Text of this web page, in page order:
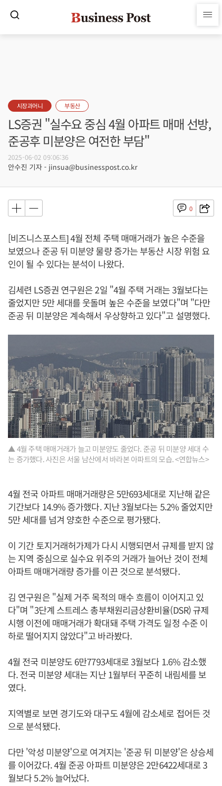
시장과머니 부동산
LS증권 "실수요 중심 4월 아파트 매매 선방,
준공후 미분양은 여전한 부담"
2025-06-02 09:06:36
안수진 기자 - jinsua@businesspost.co.kr
0
[비즈니스포스트] 4월 전체 주택 매매거래가 높은 수준을
보였으나 준공 뒤 미분양 물량 증가는 부동산 시장 위험 요
인이 될 수 있다는 분석이 나왔다.
김세련 LS증권 연구원은 2일 "4월 주택 거래는 3월보다는
줄었지만 5만 세대를 웃돌며 높은 수준을 보였다"며 "다만
준공 뒤 미분양은 계속해서 우상향하고 있다"고 설명했다.
▲ 4월 주택 매매거래가 늘고 미분양도 줄었다. 준공 뒤 미분양 세대 수
는 증가했다. 사진은 서울 남산에서 바라본 아파트의 모습. <연합뉴스>
4월 전국 아파트 매매거래량은 5만693세대로 지난해 같은
기간보다 14.9% 증가했다. 지난 3월보다는 5.2% 줄었지만
5만 세대를 넘겨 양호한 수준으로 평가됐다.
이 기간 토지거래허가제가 다시 시행되면서 규제를 받지 않
는 지역 중심으로 실수요 위주의 거래가 늘어난 것이 전체
아파트 매매거래량 증가를 이끈 것으로 분석됐다.
김 연구원은 "실제 거주 목적의 매수 흐름이 이어지고 있
다"며 "3단계 스트레스 총부채원리금상환비율(DSR) 규제
시행 이전에 매매거래가 확대돼 주택 가격도 일정 수준 이
하로 떨어지지 않았다"고 바라봤다.
4월 전국 미분양도 6만7793세대로 3월보다 1.6% 감소했
다. 전국 미분양 세대는 지난 1월부터 꾸준히 내림세를 보
였다.
지역별로 보면 경기도와 대구도 4월에 감소세로 접어든 것
으로 분석됐다.
다만 '악성 미분양'으로 여겨지는 '준공 뒤 미분양'은 상승세
를 이어갔다. 4월 준공 아파트 미분양은 2만6422세대로 3
월보다 5.2% 늘어났다.